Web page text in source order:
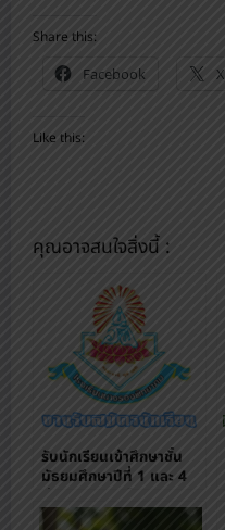
Share this:
Facebook
X
Like this:
คุณอาจสนใจสิ่งนี้ :
รับนักเรียนเข้าศึกษาชั้น
มัธยมศึกษาปีที่ 1 และ 4